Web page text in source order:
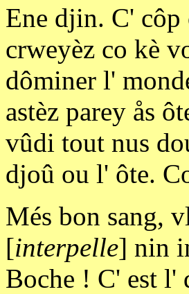
Ene djin. C'
crweyèz co kè
dôminer l'
astèz parey ås
vûdi tout nus
djoû ou l' ôte.
Més bon sang,
[interpelle] nin
Boche ! C' est l'